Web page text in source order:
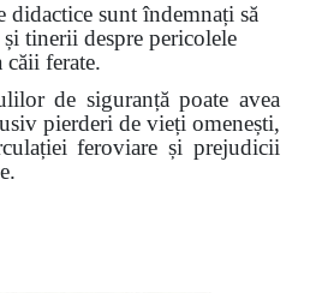
didactice sunt îndemnați să
tinerii despre pericolele
căii ferate.
de siguranță poate avea
pierderi de vieți omenești,
feroviare și prejudicii